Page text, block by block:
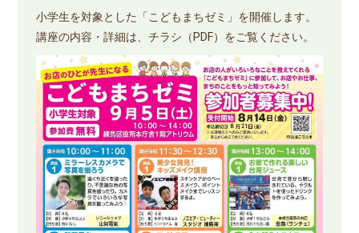
小学生を対象とした「こどもまちゼミ」を開催します。
講座の内容・詳細は、チラシ（PDF）をご覧ください。